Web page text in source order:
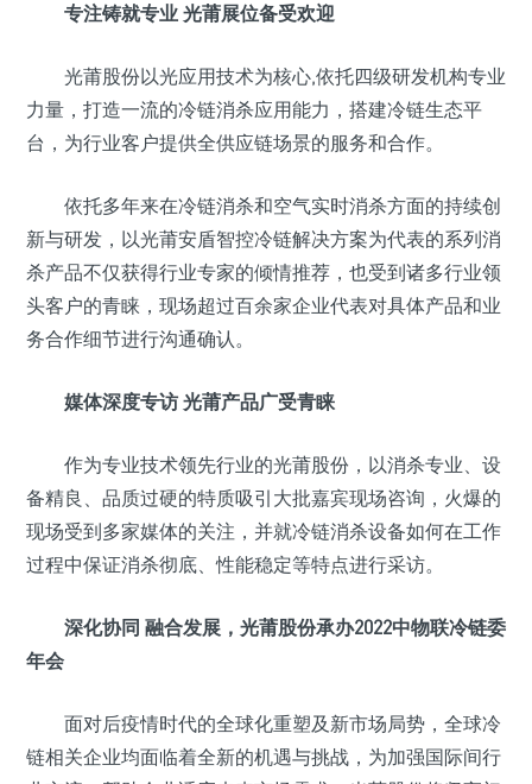
专注铸就专业 光莆展位备受欢迎
光莆股份以光应用技术为核心,依托四级研发机构专业
力量，打造一流的冷链消杀应用能力，搭建冷链生态平
台，为行业客户提供全供应链场景的服务和合作。
依托多年来在冷链消杀和空气实时消杀方面的持续创
新与研发，以光莆安盾智控冷链解决方案为代表的系列消
杀产品不仅获得行业专家的倾情推荐，也受到诸多行业领
头客户的青睐，现场超过百余家企业代表对具体产品和业
务合作细节进行沟通确认。
媒体深度专访 光莆产品广受青睐
作为专业技术领先行业的光莆股份，以消杀专业、设
备精良、品质过硬的特质吸引大批嘉宾现场咨询，火爆的
现场受到多家媒体的关注，并就冷链消杀设备如何在工作
过程中保证消杀彻底、性能稳定等特点进行采访。
深化协同 融合发展，光莆股份承办2022中物联冷链委
年会
面对后疫情时代的全球化重塑及新市场局势，全球冷
链相关企业均面临着全新的机遇与挑战，为加强国际间行